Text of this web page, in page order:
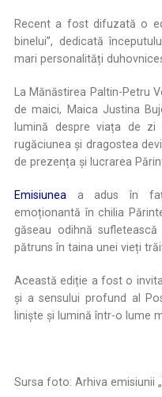
Recent a fost difuzată o
binelui”, dedicată
mari personalități
La Mănăstirea Paltin-Petru
de maici, Maica Justina
lumină despre viața de
rugăciunea și dragostea
de prezența și lucrarea
Emisiunea a adus în
emoționantă în chilia
găseau odihnă
pătruns în taina unei vieți
Această ediție a fost o
și a sensului profund al
liniște și lumină într-o lume
Sursa foto: Arhiva emisiunii